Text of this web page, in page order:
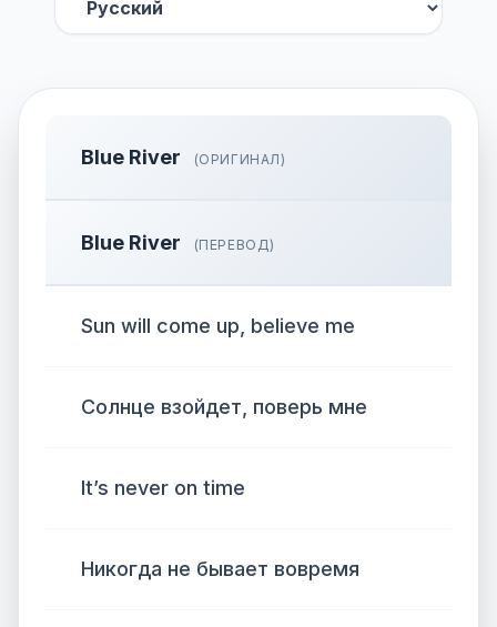
Blue River (ОРИГИНАЛ)
Blue River (ПЕРЕВОД)
Sun will come up, believe me
Солнце взойдет, поверь мне
It’s never on time
Никогда не бывает вовремя